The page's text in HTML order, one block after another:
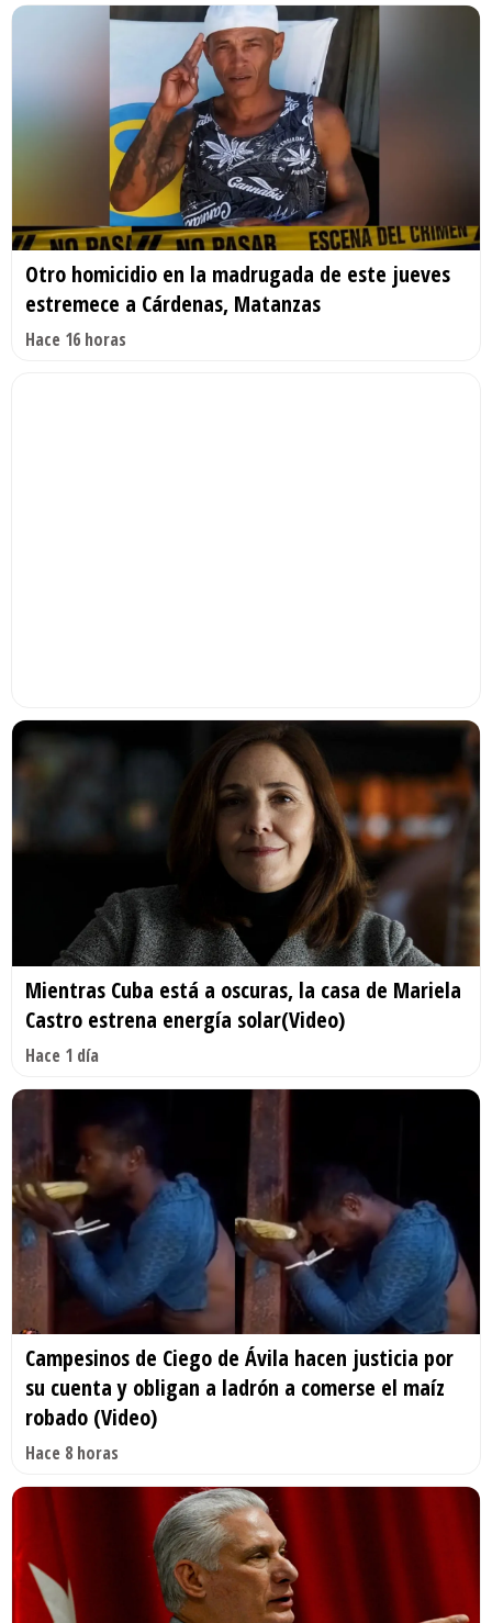
Otro homicidio en la madrugada de este jueves
estremece a Cárdenas, Matanzas
Hace 16 horas
Mientras Cuba está a oscuras, la casa de Mariela
Castro estrena energía solar(Video)
Hace 1 día
Campesinos de Ciego de Ávila hacen justicia por
su cuenta y obligan a ladrón a comerse el maíz
robado (Video)
Hace 8 horas